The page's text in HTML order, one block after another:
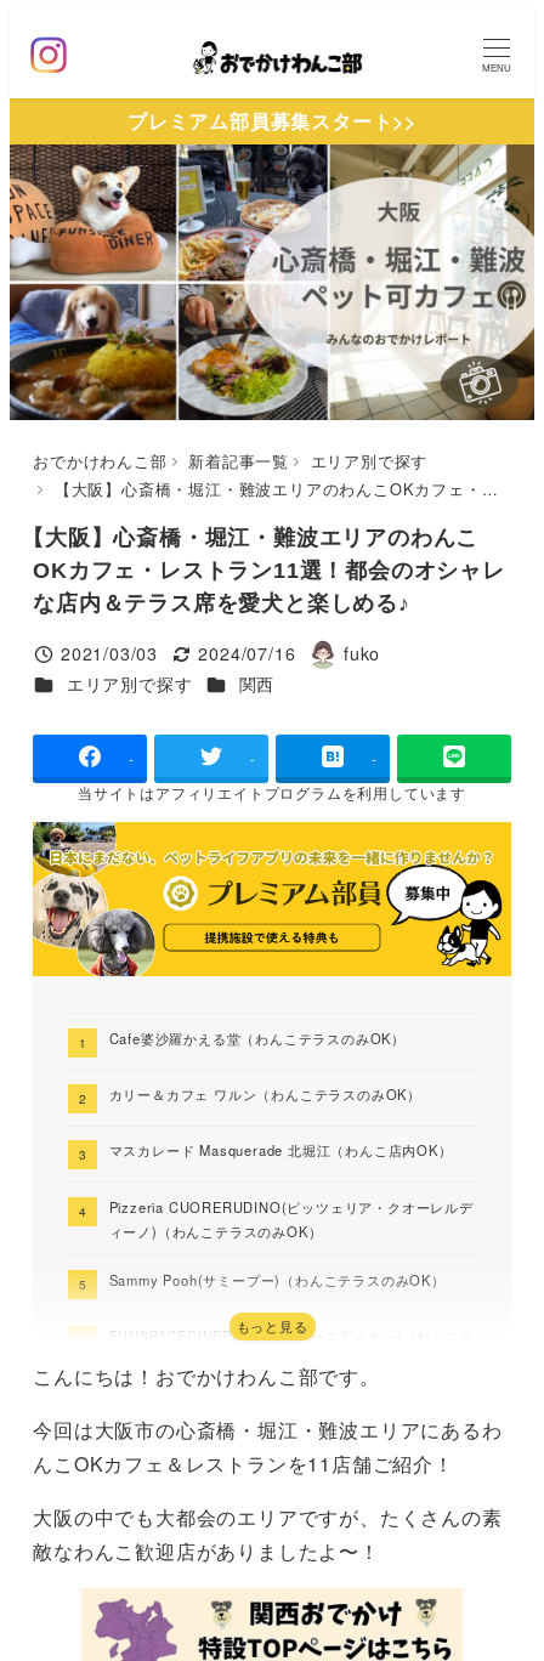
ン
ン
テ
ン
ツ
へ
移
動
MENU
プレミアム部員募集スタート>>
おでかけわんこ部 新着記事一覧
エリア別で探す
【大阪】心斎橋・堀江・難波エリアのわんこOKカフェ・レストラン11選！都会のオシャレな店内＆テラス席を愛犬と楽しめる♪
【大阪】心斎橋・堀江・難波エリアのわんこ
OKカフェ・レストラン11選！都会のオシャレ
な店内＆テラス席を愛犬と楽しめる♪
投稿日
2021/03/03
更新日
2024/07/16
著
fuko
カテゴリー
エリア別で探す カテゴリー
関西
- - -
当サイトはアフィリエイトプログラムを利用しています
Cafe婆沙羅かえる堂（わんこテラスのみOK）
カリー＆カフェ ワルン（わんこテラスのみOK）
マスカレード Masquerade 北堀江（わんこ店内OK）
Pizzeria CUORERUDINO(ピッツェリア・クオーレルデ
ィーノ)（わんこテラスのみOK）
Sammy Pooh(サミープー)（わんこテラスのみOK）
FUNSPACEDINER(ファンスペースダイナー)（わんこテ
レストラン＆カフェ ムーラン（わんこテラスのみOK）
dog cafe & trimming isora（ドッグカフェ＆トリミン
グ イソラ）（わんこ店内OK）
天ぷら処きた原（わんこテラスのみOK）
香寿庵 新町砂場店 （わんこ店内OK）
もっと見る
こんにちは！おでかけわんこ部です。
今回は大阪市の心斎橋・堀江・難波エリアにあるわ
んこOKカフェ＆レストランを11店舗ご紹介！
大阪の中でも大都会のエリアですが、たくさんの素
敵なわんこ歓迎店がありましたよ〜！